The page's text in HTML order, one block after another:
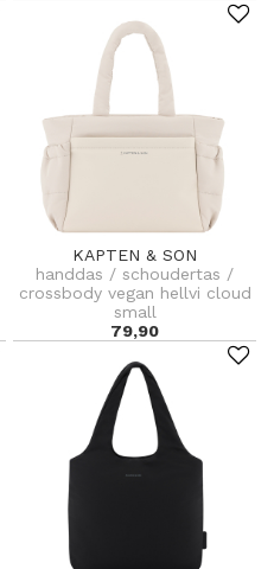
KAPTEN & SON
handdas / schoudertas /
crossbody vegan hellvi cloud
small
79,90